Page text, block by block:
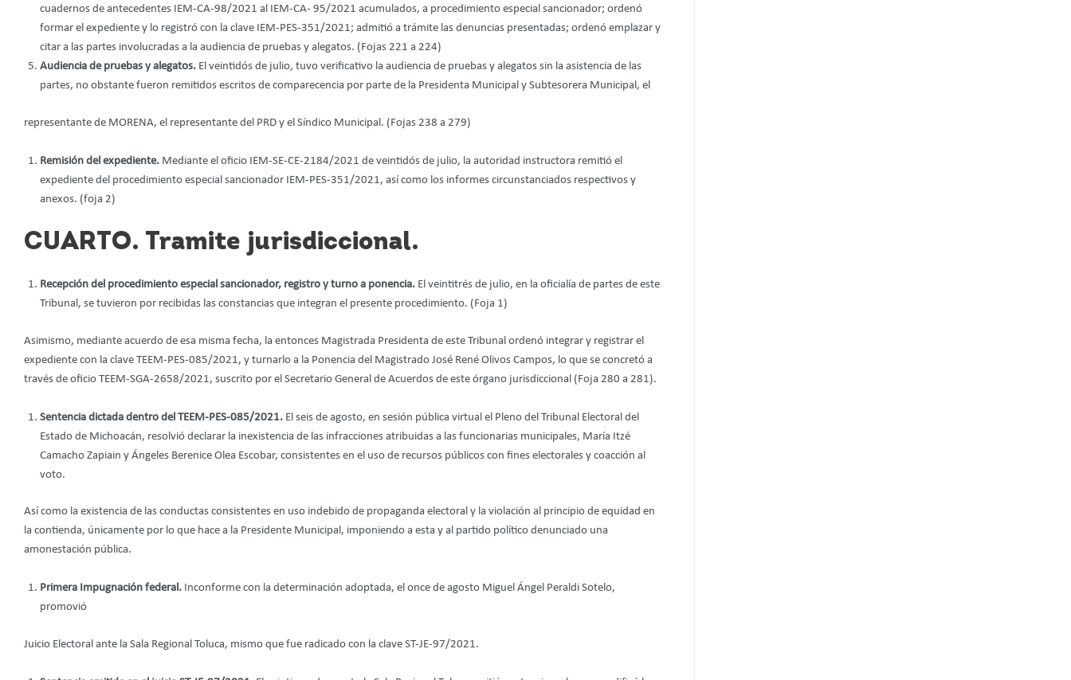
cuadernos de antecedentes IEM-CA-98/2021 al IEM-CA- 95/2021 acumulados, a procedimiento especial sancionador; ordenó
formar el expediente y lo registró con la clave IEM-PES-351/2021; admitió a trámite las denuncias presentadas; ordenó emplazar y
citar a las partes involucradas a la audiencia de pruebas y alegatos. (Fojas 221 a 224)
Audiencia de pruebas y alegatos. El veintidós de julio, tuvo verificativo la audiencia de pruebas y alegatos sin la asistencia de las
partes, no obstante fueron remitidos escritos de comparecencia por parte de la Presidenta Municipal y Subtesorera Municipal, el
representante de MORENA, el representante del PRD y el Síndico Municipal. (Fojas 238 a 279)
Remisión del expediente. Mediante el oficio IEM-SE-CE-2184/2021 de veintidós de julio, la autoridad instructora remitió el
expediente del procedimiento especial sancionador IEM-PES-351/2021, así como los informes circunstanciados respectivos y
anexos. (foja 2)
CUARTO. Tramite jurisdiccional.
Recepción del procedimiento especial sancionador, registro y turno a ponencia. El veintitrés de julio, en la oficialía de partes de este
Tribunal, se tuvieron por recibidas las constancias que integran el presente procedimiento. (Foja 1)
Asimismo, mediante acuerdo de esa misma fecha, la entonces Magistrada Presidenta de este Tribunal ordenó integrar y registrar el
expediente con la clave TEEM-PES-085/2021, y turnarlo a la Ponencia del Magistrado José René Olivos Campos, lo que se concretó a
través de oficio TEEM-SGA-2658/2021, suscrito por el Secretario General de Acuerdos de este órgano jurisdiccional (Foja 280 a 281).
Sentencia dictada dentro del TEEM-PES-085/2021. El seis de agosto, en sesión pública virtual el Pleno del Tribunal Electoral del
Estado de Michoacán, resolvió declarar la inexistencia de las infracciones atribuidas a las funcionarias municipales, María Itzé
Camacho Zapiain y Ángeles Berenice Olea Escobar, consistentes en el uso de recursos públicos con fines electorales y coacción al
voto.
Así como la existencia de las conductas consistentes en uso indebido de propaganda electoral y la violación al principio de equidad en
la contienda, únicamente por lo que hace a la Presidente Municipal, imponiendo a esta y al partido político denunciado una
amonestación pública.
Primera Impugnación federal. Inconforme con la determinación adoptada, el once de agosto Miguel Ángel Peraldi Sotelo,
promovió
Juicio Electoral ante la Sala Regional Toluca, mismo que fue radicado con la clave ST-JE-97/2021.